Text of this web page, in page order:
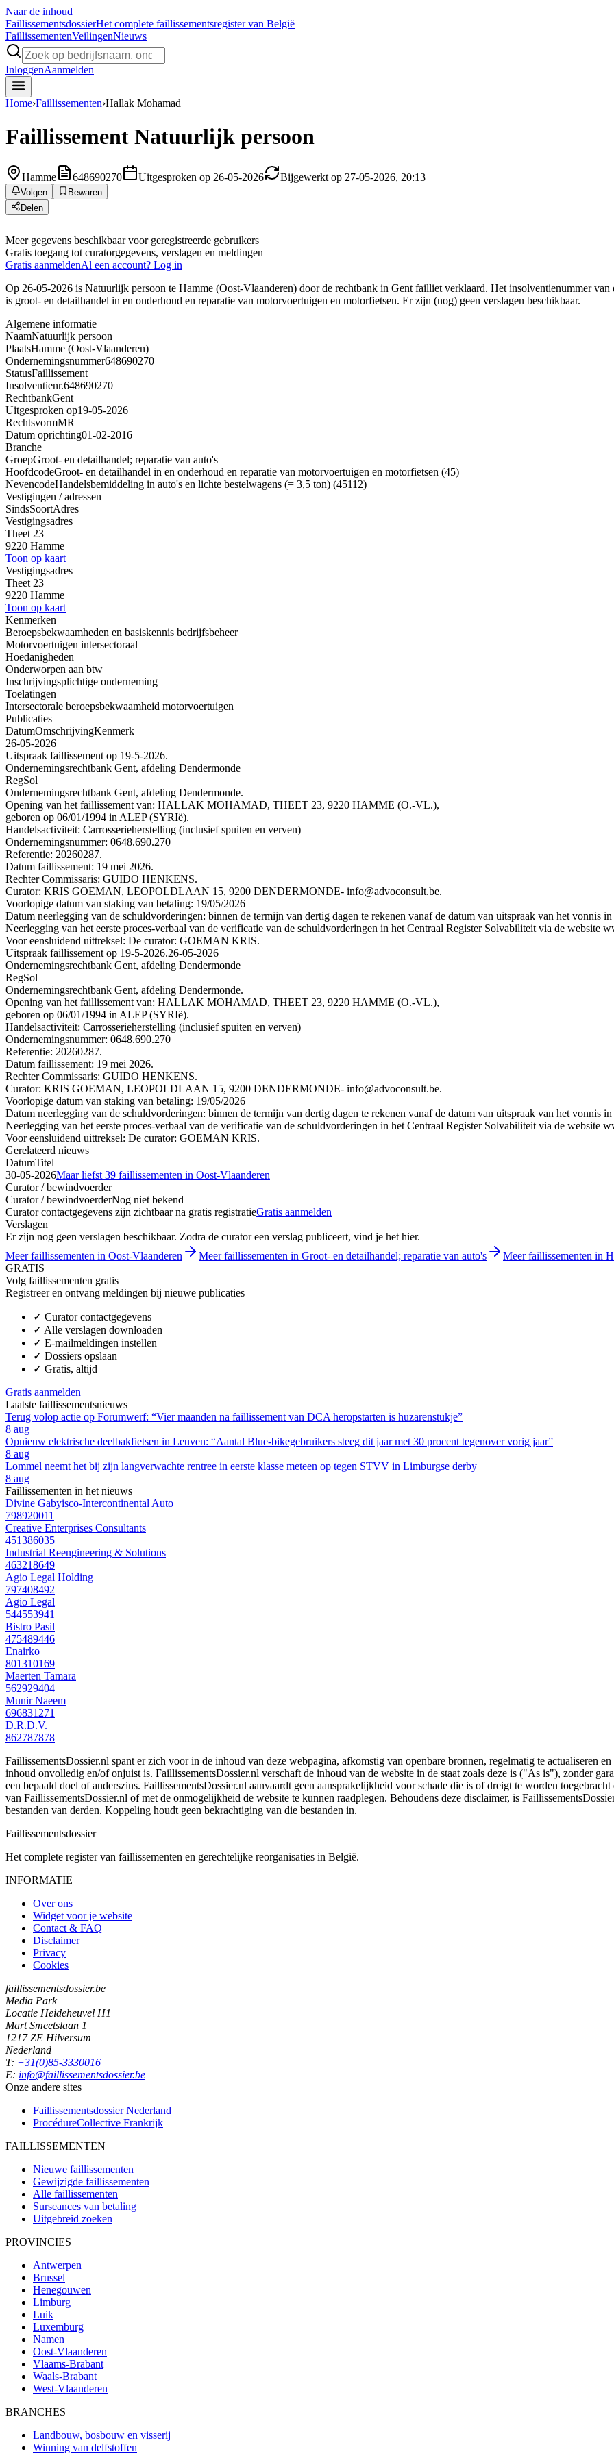
Naar de inhoud
FaillissementsdossierHet complete faillissementsregister van België
FaillissementenVeilingenNieuws
InloggenAanmelden
Home›Faillissementen›Hallak Mohamad
Faillissement Natuurlijk persoon
Hamme 648690270 Uitgesproken op 26-05-2026 Bijgewerkt op 27-05-2026, 20:13
Volgen
Bewaren
Delen
Meer gegevens beschikbaar voor geregistreerde gebruikers
Gratis toegang tot curatorgegevens, verslagen en meldingen
Gratis aanmeldenAl een account? Log in
Op 26-05-2026 is Natuurlijk persoon te Hamme (Oost-Vlaanderen) door de rechtbank in Gent failliet verklaard. Het insolventienummer
is groot- en detailhandel in en onderhoud en reparatie van motorvoertuigen en motorfietsen. Er zijn (nog) geen verslagen beschikbaar.
Algemene informatie
NaamNatuurlijk persoon
PlaatsHamme (Oost-Vlaanderen)
Ondernemingsnummer648690270
StatusFaillissement
Insolventienr.648690270
RechtbankGent
Uitgesproken op19-05-2026
RechtsvormMR
Datum oprichting01-02-2016
Branche
GroepGroot- en detailhandel; reparatie van auto's
HoofdcodeGroot- en detailhandel in en onderhoud en reparatie van motorvoertuigen en motorfietsen (45)
NevencodeHandelsbemiddeling in auto's en lichte bestelwagens (= 3,5 ton) (45112)
Vestigingen / adressen
SindsSoortAdres
Vestigingsadres
Theet 23
9220 Hamme
Toon op kaart
Vestigingsadres
Theet 23
9220 Hamme
Toon op kaart
Kenmerken
Beroepsbekwaamheden en basiskennis bedrijfsbeheer
Motorvoertuigen intersectoraal
Hoedanigheden
Onderworpen aan btw
Inschrijvingsplichtige onderneming
Toelatingen
Intersectorale beroepsbekwaamheid motorvoertuigen
Publicaties
DatumOmschrijvingKenmerk
26-05-2026
Uitspraak faillissement op 19-5-2026.
Ondernemingsrechtbank Gent, afdeling Dendermonde
RegSol
Ondernemingsrechtbank Gent, afdeling Dendermonde.
Opening van het faillissement van: HALLAK MOHAMAD, THEET 23, 9220 HAMME (O.-VL.),
geboren op 06/01/1994 in ALEP (SYRIë).
Handelsactiviteit: Carrosserieherstelling (inclusief spuiten en verven)
Ondernemingsnummer: 0648.690.270
Referentie: 20260287.
Datum faillissement: 19 mei 2026.
Rechter Commissaris: GUIDO HENKENS.
Curator: KRIS GOEMAN, LEOPOLDLAAN 15, 9200 DENDERMONDE- info@advoconsult.be.
Voorlopige datum van staking van betaling: 19/05/2026
Datum neerlegging van de schuldvorderingen: binnen de termijn van dertig dagen te rekenen vanaf de datum van uitspraak van het vonnis
Neerlegging van het eerste proces-verbaal van de verificatie van de schuldvorderingen in het Centraal Register Solvabiliteit via de website
Voor eensluidend uittreksel: De curator: GOEMAN KRIS.
Uitspraak faillissement op 19-5-2026.26-05-2026
Ondernemingsrechtbank Gent, afdeling Dendermonde
RegSol
Ondernemingsrechtbank Gent, afdeling Dendermonde.
Opening van het faillissement van: HALLAK MOHAMAD, THEET 23, 9220 HAMME (O.-VL.),
geboren op 06/01/1994 in ALEP (SYRIë).
Handelsactiviteit: Carrosserieherstelling (inclusief spuiten en verven)
Ondernemingsnummer: 0648.690.270
Referentie: 20260287.
Datum faillissement: 19 mei 2026.
Rechter Commissaris: GUIDO HENKENS.
Curator: KRIS GOEMAN, LEOPOLDLAAN 15, 9200 DENDERMONDE- info@advoconsult.be.
Voorlopige datum van staking van betaling: 19/05/2026
Datum neerlegging van de schuldvorderingen: binnen de termijn van dertig dagen te rekenen vanaf de datum van uitspraak van het vonnis
Neerlegging van het eerste proces-verbaal van de verificatie van de schuldvorderingen in het Centraal Register Solvabiliteit via de website
Voor eensluidend uittreksel: De curator: GOEMAN KRIS.
Gerelateerd nieuws
DatumTitel
30-05-2026Maar liefst 39 faillissementen in Oost-Vlaanderen
Curator / bewindvoerder
Curator / bewindvoerderNog niet bekend
Curator contactgegevens zijn zichtbaar na gratis registratieGratis aanmelden
Verslagen
Er zijn nog geen verslagen beschikbaar. Zodra de curator een verslag publiceert, vind je het hier.
Meer faillissementen in Oost-Vlaanderen
Meer faillissementen in Groot- en detailhandel; reparatie van auto's
Meer faillissementen in
GRATIS
Volg faillissementen gratis
Registreer en ontvang meldingen bij nieuwe publicaties
✓ Curator contactgegevens
✓ Alle verslagen downloaden
✓ E-mailmeldingen instellen
✓ Dossiers opslaan
✓ Gratis, altijd
Gratis aanmelden
Laatste faillissementsnieuws
Terug volop actie op Forumwerf: “Vier maanden na faillissement van DCA heropstarten is huzarenstukje”
8 aug
Opnieuw elektrische deelbakfietsen in Leuven: “Aantal Blue-bikegebruikers steeg dit jaar met 30 procent tegenover vorig jaar”
8 aug
Lommel neemt het bij zijn langverwachte rentree in eerste klasse meteen op tegen STVV in Limburgse derby
8 aug
Faillissementen in het nieuws
Divine Gabyisco-Intercontinental Auto
798920011
Creative Enterprises Consultants
451386035
Industrial Reengineering & Solutions
463218649
Agio Legal Holding
797408492
Agio Legal
544553941
Bistro Pasil
475489446
Enairko
801310169
Maerten Tamara
562929404
Munir Naeem
696831271
D.R.D.V.
862787878
FaillissementsDossier.nl spant er zich voor in de inhoud van deze webpagina, afkomstig van openbare bronnen, regelmatig te actualiseren
inhoud onvolledig en/of onjuist is. FaillissementsDossier.nl verschaft de inhoud van de website in de staat zoals deze is ("As is"), zonder
een bepaald doel of anderszins. FaillissementsDossier.nl aanvaardt geen aansprakelijkheid voor schade die is of dreigt te worden
van FaillissementsDossier.nl of met de onmogelijkheid de website te kunnen raadplegen. Behoudens deze disclaimer, is
bestanden van derden. Koppeling houdt geen bekrachtiging van die bestanden in.
Faillissementsdossier
Het complete register van faillissementen en gerechtelijke reorganisaties in België.
INFORMATIE
Over ons
Widget voor je website
Contact & FAQ
Disclaimer
Privacy
Cookies
faillissementsdossier.be
Media Park
Locatie Heideheuvel H1
Mart Smeetslaan 1
1217 ZE Hilversum
Nederland
T: +31(0)85-3330016
E: info@faillissementsdossier.be
Onze andere sites
Faillissementsdossier Nederland
ProcédureCollective Frankrijk
FAILLISSEMENTEN
Nieuwe faillissementen
Gewijzigde faillissementen
Alle faillissementen
Surseances van betaling
Uitgebreid zoeken
PROVINCIES
Antwerpen
Brussel
Henegouwen
Limburg
Luik
Luxemburg
Namen
Oost-Vlaanderen
Vlaams-Brabant
Waals-Brabant
West-Vlaanderen
BRANCHES
Landbouw, bosbouw en visserij
Winning van delfstoffen